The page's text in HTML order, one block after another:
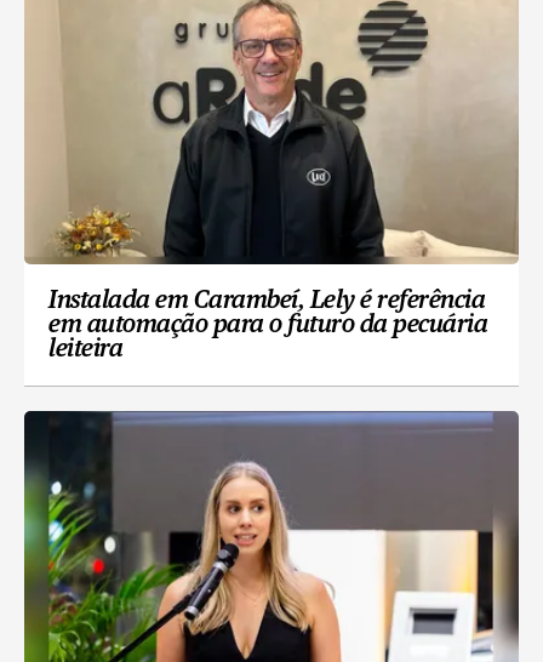
Instalada em Carambeí, Lely é referência
em automação para o futuro da pecuária
leiteira